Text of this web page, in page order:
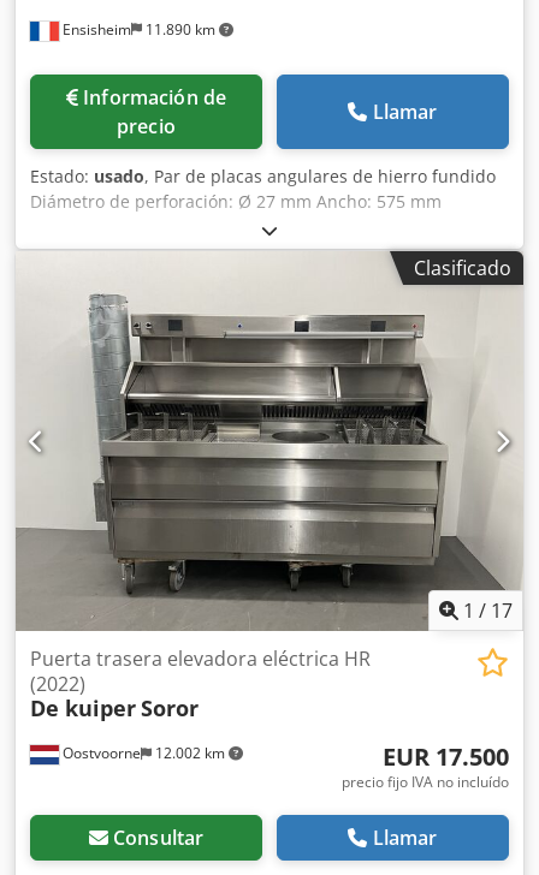
Ensisheim 11.890 km
Información de
precio
Llamar
Estado: usado, Par de placas angulares de hierro fundido
Diámetro de perforación: Ø 27 mm Ancho: 575 mm
Profundidad: 2000 mm Cedpfx Aezmw Naeikorf Altura
total: 4000 mm Peso unitario: aprox. 6 toneladas
Clasificado
1 / 17
Oostvoorne 12.002 km
Puerta trasera elevadora eléctrica HR
(2022)
De kuiperSoror
EUR 17.500
precio fijo IVA no incluído
Consultar Llamar